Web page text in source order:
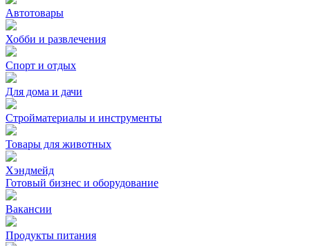
Автотовары
Хобби и развлечения
Спорт и отдых
Для дома и дачи
Стройматериалы и инструменты
Товары для животных
Хэндмейд
Готовый бизнес и оборудование
Вакансии
Продукты питания